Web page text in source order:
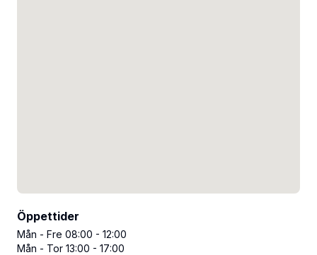
Öppettider
Mån - Fre 08:00 - 12:00
Mån - Tor 13:00 - 17:00